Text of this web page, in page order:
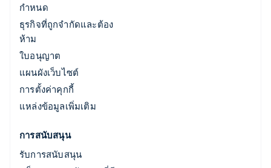
กำหนด
ธุรกิจที่ถูกจำกัดและต้อง
ห้าม
ใบอนุญาต
แผนผังเว็บไซต์
การตั้งค่าคุกกี้
แหล่งข้อมูลเพิ่มเติม
การสนับสนุน
รับการสนับสนุน